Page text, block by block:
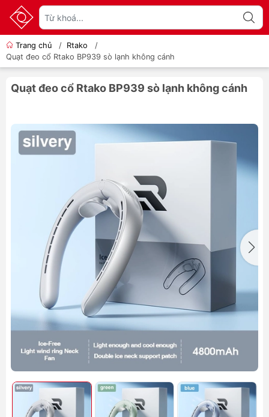
Trang chủ / Rtako
/
Quạt đeo cổ Rtako BP939 sò lạnh không cánh
Quạt đeo cổ Rtako BP939 sò lạnh không cánh